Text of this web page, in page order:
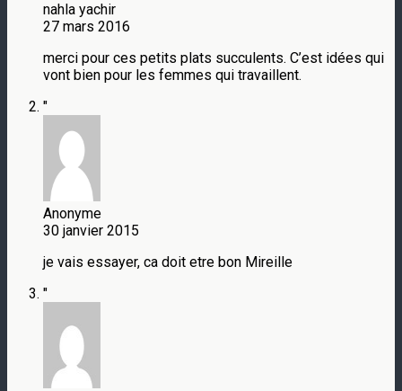
nahla yachir
27 mars 2016
merci pour ces petits plats succulents. C’est idées qui
vont bien pour les femmes qui travaillent.
"
Anonyme
30 janvier 2015
je vais essayer, ca doit etre bon Mireille
"